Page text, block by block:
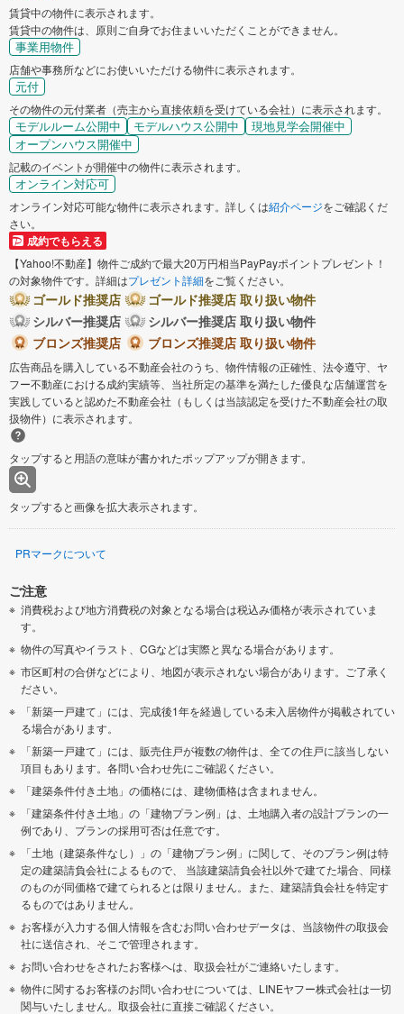
賃貸中の物件に表示されます。
賃貸中の物件は、原則ご自身でお住まいいただくことができません。
事業用物件
店舗や事務所などにお使いいただける物件に表示されます。
元付
その物件の元付業者（売主から直接依頼を受けている会社）に表示されます。
モデルルーム公開中 モデルハウス公開中
現地見学会開催中
オープンハウス開催中
記載のイベントが開催中の物件に表示されます。
オンライン対応可
オンライン対応可能な物件に表示されます。詳しくは紹介ページをご確認くだ
さい。
成約でもらえる
【Yahoo!不動産】物件ご成約で最大20万円相当PayPayポイントプレゼント！
の対象物件です。詳細はプレゼント詳細をご覧ください。
ゴールド推奨店
ゴールド推奨店 取り扱い物件
シルバー推奨店
シルバー推奨店 取り扱い物件
ブロンズ推奨店
ブロンズ推奨店 取り扱い物件
広告商品を購入している不動産会社のうち、物件情報の正確性、法令遵守、ヤ
フー不動産における成約実績等、当社所定の基準を満たした優良な店舗運営を
実践していると認めた不動産会社（もしくは当該認定を受けた不動産会社の取
扱物件）に表示されます。
タップすると用語の意味が書かれたポップアップが開きます。
タップすると画像を拡大表示されます。
PRマークについて
ご注意
消費税および地方消費税の対象となる場合は税込み価格が表示されていま
す。
物件の写真やイラスト、CGなどは実際と異なる場合があります。
市区町村の合併などにより、地図が表示されない場合があります。ご了承く
ださい。
「新築一戸建て」には、完成後1年を経過している未入居物件が掲載されてい
る場合があります。
「新築一戸建て」には、販売住戸が複数の物件は、全ての住戸に該当しない
項目もあります。各問い合わせ先にご確認ください。
「建築条件付き土地」の価格には、建物価格は含まれません。
「建築条件付き土地」の「建物プラン例」は、土地購入者の設計プランの一
例であり、プランの採用可否は任意です。
「土地（建築条件なし）」の「建物プラン例」に関して、そのプラン例は特
定の建築請負会社によるもので、 当該建築請負会社以外で建てた場合、同様
のものが同価格で建てられるとは限りません。また、建築請負会社を特定す
るものではありません。
お客様が入力する個人情報を含むお問い合わせデータは、当該物件の取扱会
社に送信され、そこで管理されます。
お問い合わせをされたお客様へは、取扱会社がご連絡いたします。
物件に関するお客様のお問い合わせについては、LINEヤフー株式会社は一切
関与いたしません。取扱会社に直接ご確認ください。